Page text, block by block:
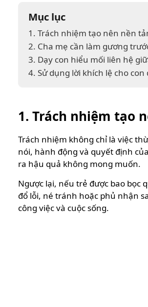
Mục lục
1. Trách nhiệm tạo nên nền
2. Cha mẹ cần làm gương
3. Dạy con hiểu mối liên hệ
4. Sử dụng lời khích lệ cho con
1. Trách nhiệm tạo
Trách nhiệm không chỉ là việc
nói, hành động và quyết định
ra hậu quả không mong muốn.
Ngược lại, nếu trẻ được bao bọc
đổ lỗi, né tránh hoặc phủ nhận
công việc và cuộc sống.